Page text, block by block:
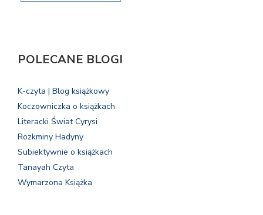
POLECANE BLOGI
K-czyta | Blog książkowy
Koczowniczka o książkach
Literacki Świat Cyrysi
Rozkminy Hadyny
Subiektywnie o książkach
Tanayah Czyta
Wymarzona Książka